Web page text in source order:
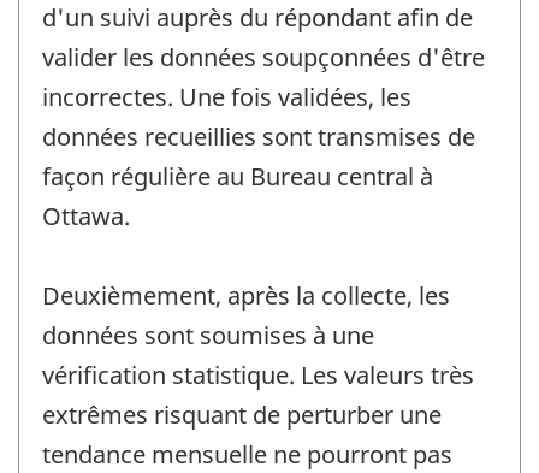
d'un suivi auprès du répondant afin de
valider les données soupçonnées d'être
incorrectes. Une fois validées, les
données recueillies sont transmises de
façon régulière au Bureau central à
Ottawa.
Deuxièmement, après la collecte, les
données sont soumises à une
vérification statistique. Les valeurs très
extrêmes risquant de perturber une
tendance mensuelle ne pourront pas